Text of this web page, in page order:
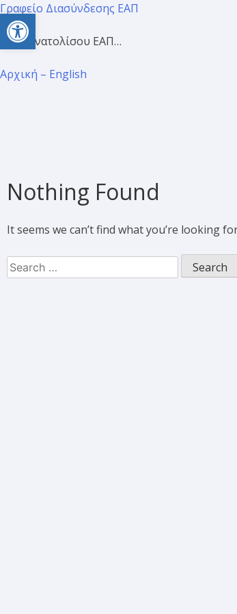
Open toolbar
Γραφείο Διασύνδεσης ΕΑΠ
Προσανατολίσου ΕΑΠ…
Αρχική – English
Nothing Found
It seems we can’t find what you’re looking